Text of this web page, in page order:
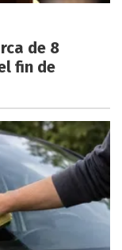
de 8
fin de